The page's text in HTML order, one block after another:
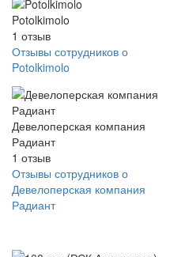
Potolkimolo
1 отзыв
Отзывы сотрудников о
Potolkimolo
Девелоперская компания
Радиант
1 отзыв
Отзывы сотрудников о
Девелоперская компания
Радиант